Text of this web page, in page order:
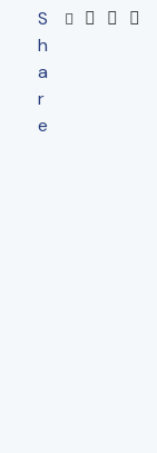
S
h
a
r
e